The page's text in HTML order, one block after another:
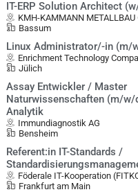
IT-ERP Solution Architect
KMH-KAMMANN METALLBAU
Bassum
Linux Administrator/-in (m/
Enrichment Technology
Jülich
Assay Entwickler / Master
Naturwissenschaften (m/w/
Analytik
Immundiagnostik AG
Bensheim
Referent:in IT-Standards /
Föderale IT-Kooperation
Frankfurt am Main